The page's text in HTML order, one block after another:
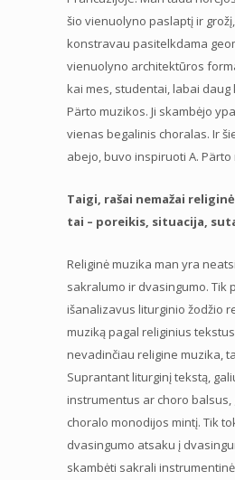
šio vienuolyno paslaptį ir
konstravau pasitelkdama
vienuolyno architektūros
kai mes, studentai, labai daug
Pärto muzikos. Ji skambėjo
vienas begalinis choralas. Ir
abejo, buvo inspiruoti A. Pärto
Taigi, rašai nemažai
tai – poreikis, situacija,
Religinė muzika man yra
sakralumo ir dvasingumo. Tik
išanalizavus liturginio žodžio
muziką pagal religinius
nevadinčiau religine muzika,
Suprantant liturginį tekstą,
instrumentus ar choro balsus,
choralo monodijos mintį. Tik
dvasingumo atsaku į
skambėti sakrali